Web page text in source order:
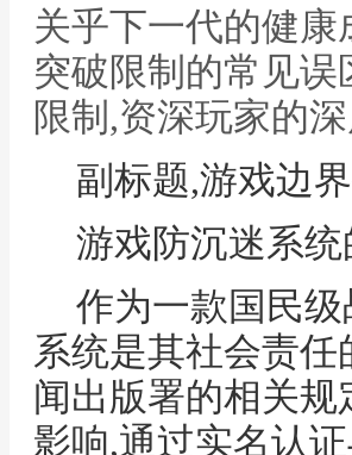
关乎下一代的健
突破限制的常见
限制,资深玩家的
副标题,游戏边
游戏防沉迷系
作为一款国民
系统是其社会责
闻出版署的相关
影响,通过实名认